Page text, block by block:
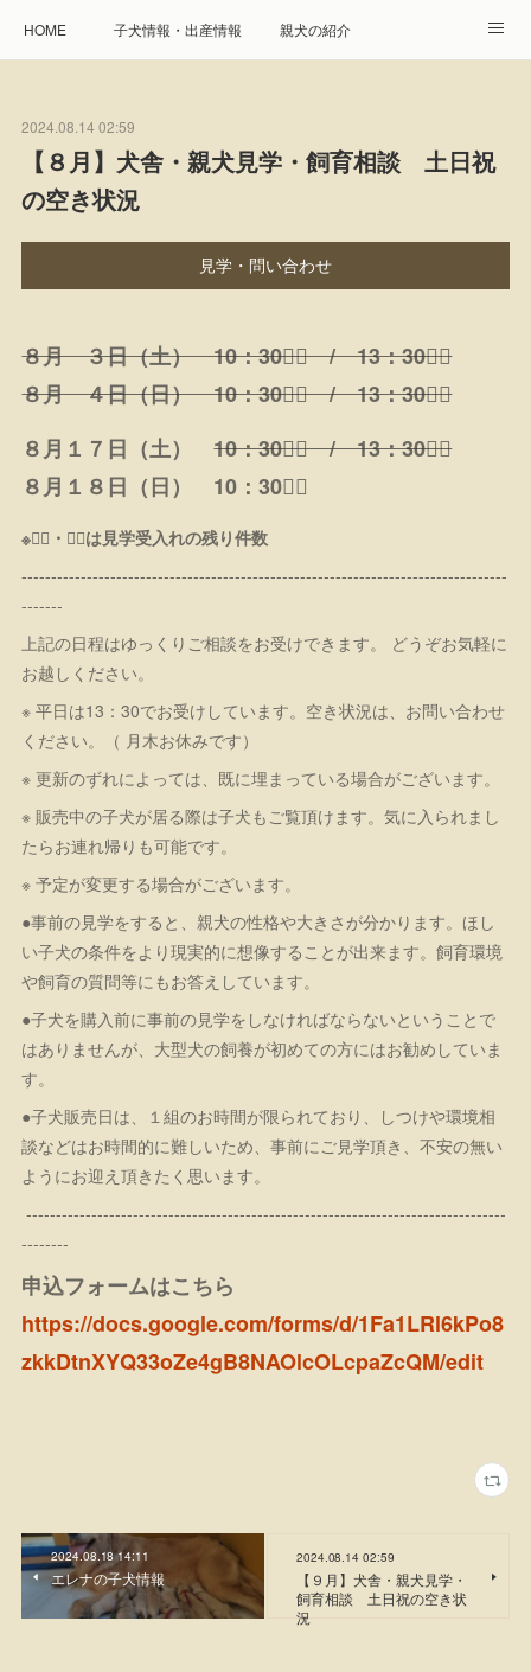
HOME 子犬情報・出産情報 親犬の紹介
遺伝疾患への取り組み Instagram アクセス
プレジール親睦会
2024.08.14 02:59
【８月】犬舎・親犬見学・飼育相談 土日祝
の空き状況
見学・問い合わせ
８月 ３日（土） 10：30２⃣ / 13：30２⃣
８月 ４日（日） 10：30２⃣ / 13：30２⃣
８月１７日（土）10：30２⃣ / 13：30１⃣
８月１８日（日） 10：30１⃣
※１⃣・２⃣は見学受入れの残り件数
----------------------------------------------------------------------------------
-------
上記の日程はゆっくりご相談をお受けできます。 どうぞお気軽に
お越しください。
※ 平日は13：30でお受けしています。空き状況は、お問い合わせ
ください。（ 月木お休みです）
※ 更新のずれによっては、既に埋まっている場合がございます。
※ 販売中の子犬が居る際は子犬もご覧頂けます。気に入られまし
たらお連れ帰りも可能です。
※ 予定が変更する場合がございます。
●事前の見学をすると、親犬の性格や大きさが分かります。ほし
い子犬の条件をより現実的に想像することが出来ます。飼育環境
や飼育の質問等にもお答えしています。
●子犬を購入前に事前の見学をしなければならないということで
はありませんが、大型犬の飼養が初めての方にはお勧めしていま
す。
●子犬販売日は、１組のお時間が限られており、しつけや環境相
談などはお時間的に難しいため、事前にご見学頂き、不安の無い
ようにお迎え頂きたく思います。
---------------------------------------------------------------------------------
--------
申込フォームはこちら
https://docs.google.com/forms/d/1Fa1LRl6kPo8
zkkDtnXYQ33oZe4gB8NAOlcOLcpaZcQM/edit
2024.08.18 14:11
エレナの子犬情報
2024.08.14 02:59
【９月】犬舎・親犬見学・
飼育相談 土日祝の空き状
況